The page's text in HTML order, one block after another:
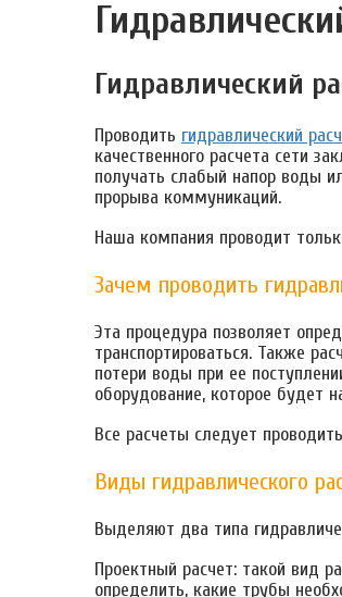
Гидравлический
Проводить гидравлический
качественного расчета сети
получать слабый напор воды
прорыва коммуникаций.
Наша компания проводит
Зачем проводить
Эта процедура позволяет
транспортироваться. Также
потери воды при ее
оборудование, которое будет
Все расчеты следует
Виды гидравлического
Выделяют два типа
Проектный расчет: такой вид
определить, какие трубы